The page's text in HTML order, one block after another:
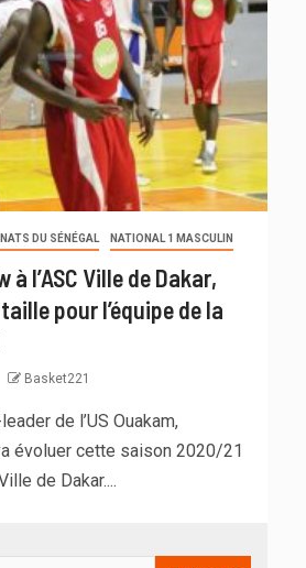
DU SÉNÉGAL NATIONAL 1 MASCULIN
à l’ASC Ville de Dakar,
pour l’équipe de la
Basket221
de l’US Ouakam,
évoluer cette saison 2020/21
de Dakar....